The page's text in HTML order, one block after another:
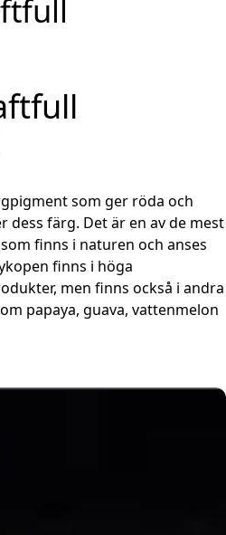
som ger röda och
färg. Det är en av de mest
finns i naturen och anses
finns i höga
men finns också i andra
papaya, guava, vattenmelon